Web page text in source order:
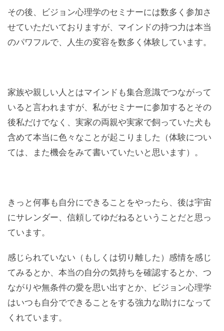
その後、ビジョン心理学のセミナーには数多く参加さ
せていただいておりますが、マインドの持つ力は本当
のパワフルで、人生の変容を数多く体験しています。
家族や親しい人とはマインドも集合意識でつながって
いると言われますが、私がセミナーに参加するとその
後私だけでなく、実家の両親や実家で飼っていた犬も
含めて本当に色々なことが起こりました（体験につい
ては、また機会をみて書いていたいと思います）。
きっと何事も自分にできることをやったら、後は宇宙
にサレンダー、信頼してゆだねるということだと思っ
ています。
感じられていない（もしくは切り離した）感情を感じ
てみるとか、本当の自分の気持ちを確認するとか、つ
ながりや無条件の愛を思い出すとか、ビジョン心理学
はいつも自分でできることをする強力な助けになって
くれています。